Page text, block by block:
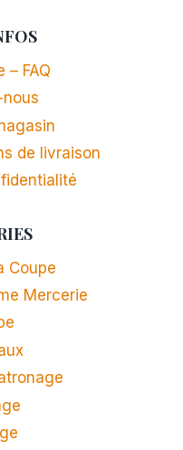
– FAQ
de livraison
Coupe
Mercerie